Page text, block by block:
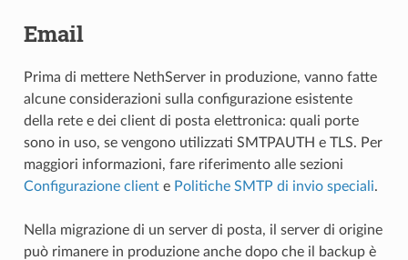
Email
Prima di mettere NethServer in produzione, vanno fatte
alcune considerazioni sulla configurazione esistente
della rete e dei client di posta elettronica: quali porte
sono in uso, se vengono utilizzati SMTPAUTH e TLS. Per
maggiori informazioni, fare riferimento alle sezioni
Configurazione cliente Politiche SMTP di invio speciali.
Nella migrazione di un server di posta, il server di origine
può rimanere in produzione anche dopo che il backup è